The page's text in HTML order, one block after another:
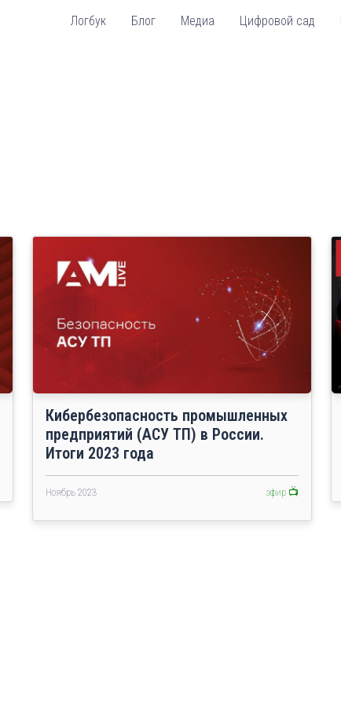
Логбук Блог Медиа Цифровой сад
Кибербезопасность промышленных
предприятий (АСУ ТП) в России.
Итоги 2023 года
Ноябрь 2023 эфир 📺